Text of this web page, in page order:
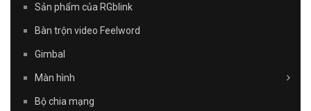
Sản phẩm của RGblink
Bàn trộn video Feelword
Gimbal
Màn hình
Bộ chia mạng